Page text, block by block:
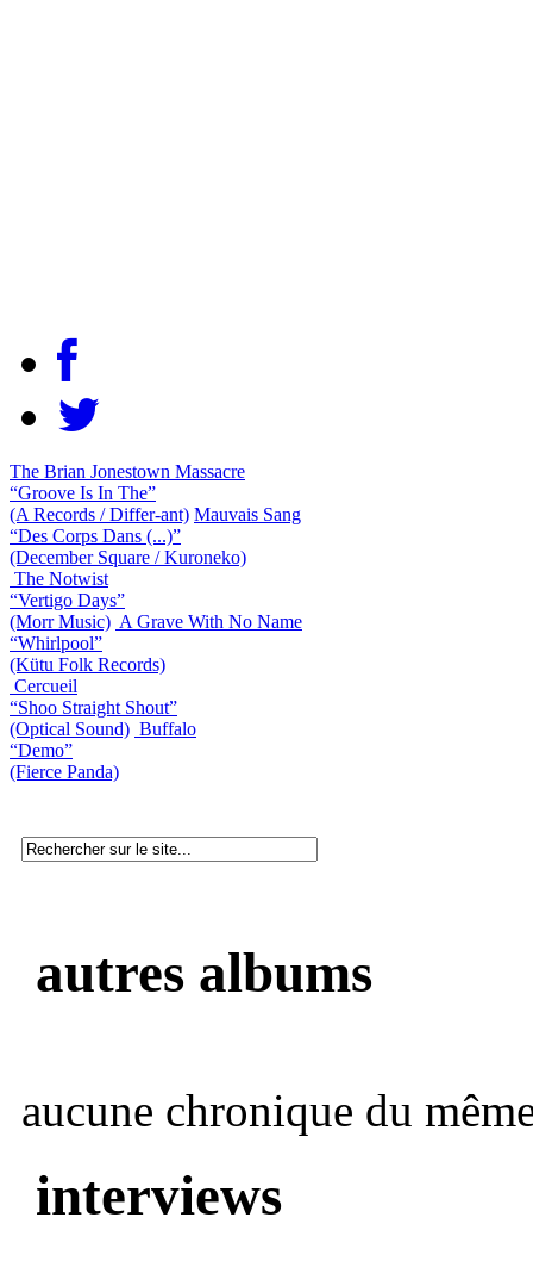
The Brian Jonestown Massacre
“Groove Is In The”
(A Records / Differ-ant) Mauvais Sang
“Des Corps Dans (...)”
(December Square / Kuroneko)
The Notwist
“Vertigo Days”
(Morr Music) A Grave With No Name
“Whirlpool”
(Kütu Folk Records)
Cercueil
“Shoo Straight Shout”
(Optical Sound) Buffalo
“Demo”
(Fierce Panda)
autres albums
aucune chronique du
interviews